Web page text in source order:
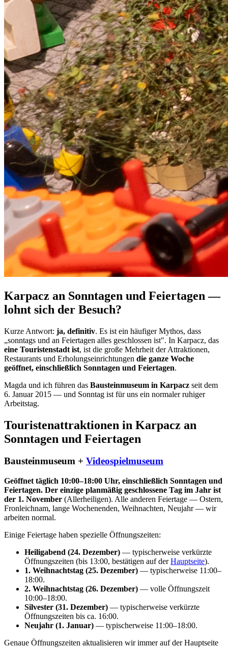
Karpacz an Sonntagen und Feiertagen —
lohnt sich der Besuch?
Kurze Antwort: ja, definitiv. Es ist ein häufiger Mythos, dass
„sonntags und an Feiertagen alles geschlossen ist". In Karpacz, das
eine Touristenstadt ist, ist die große Mehrheit der Attraktionen,
Restaurants und Erholungseinrichtungen die ganze Woche
geöffnet, einschließlich Sonntagen und Feiertagen.
Magda und ich führen das Bausteinmuseum in Karpacz seit dem
6. Januar 2015 — und Sonntag ist für uns ein normaler ruhiger
Arbeitstag.
Touristenattraktionen in Karpacz an
Sonntagen und Feiertagen
Bausteinmuseum + Videospielmuseum
Geöffnet täglich 10:00–18:00 Uhr, einschließlich Sonntagen und
Feiertagen. Der einzige planmäßig geschlossene Tag im Jahr ist
der 1. November (Allerheiligen). Alle anderen Feiertage — Ostern,
Fronleichnam, lange Wochenenden, Weihnachten, Neujahr — wir
arbeiten normal.
Einige Feiertage haben spezielle Öffnungszeiten:
Heiligabend (24. Dezember) — typischerweise verkürzte
Öffnungszeiten (bis 13:00, bestätigen auf derHauptseite).
1. Weihnachtstag (25. Dezember) — typischerweise 11:00–
18:00.
2. Weihnachtstag (26. Dezember) — volle Öffnungszeit
10:00–18:00.
Silvester (31. Dezember) — typischerweise verkürzte
Öffnungszeiten bis ca. 16:00.
Neujahr (1. Januar) — typischerweise 11:00–18:00.
Genaue Öffnungszeiten aktualisieren wir immer auf der Hauptseite